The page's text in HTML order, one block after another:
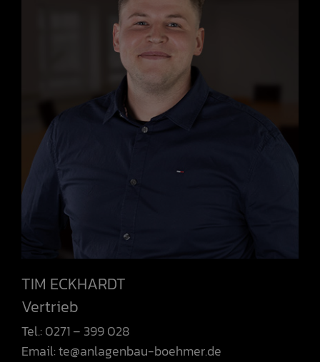
TIM ECKHARDT
Vertrieb
Tel.: 0271 – 399 028
Email:te@anlagenbau-boehmer.de